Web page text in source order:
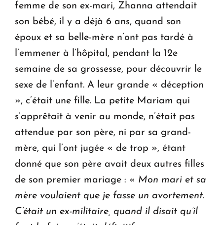
femme de son ex-mari, Zhanna attendait
son bébé, il y a déjà 6 ans, quand son
époux et sa belle-mère n’ont pas tardé à
l’emmener à l’hôpital, pendant la 12e
semaine de sa grossesse, pour découvrir le
sexe de l’enfant. A leur grande « déception
», c’était une fille. La petite Mariam qui
s’apprêtait à venir au monde, n’était pas
attendue par son père, ni par sa grand-
mère, qui l’ont jugée « de trop », étant
donné que son père avait deux autres filles
de son premier mariage : « Mon mari et sa
mère voulaient que je fasse un avortement.
C’était un ex-militaire, quand il disait qu’il